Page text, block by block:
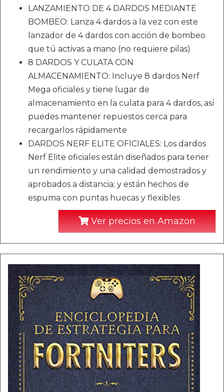
LANZAMIENTO DE 4 DARDOS MEDIANTE
BOMBEO: Lanza 4 dardos a la vez con este
lanzador de 4 dardos con acción de bombeo
que tú activas a mano (no requiere pilas)
8 DARDOS Y CULATA CON
ALMACENAMIENTO: Incluye 8 dardos Nerf
Mega oficiales y tiene lugar de
almacenamiento en la culata para 4 dardos, así
puedes mantener repuestos cerca para
recargarlos rápidamente
DARDOS NERF ELITE OFICIALES: Los dardos
Nerf Elite oficiales están diseñados para tener
un rendimiento y una calidad demostrados y
aprobados a distancia; y están hechos de
espuma con puntas huecas y flexibles
Ver precios en Amazon